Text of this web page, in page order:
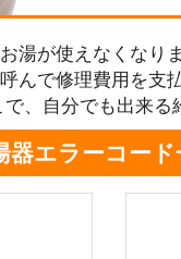
湯が使えなくなり
んで修理費用を支
、自分でも出来
器エラーコード